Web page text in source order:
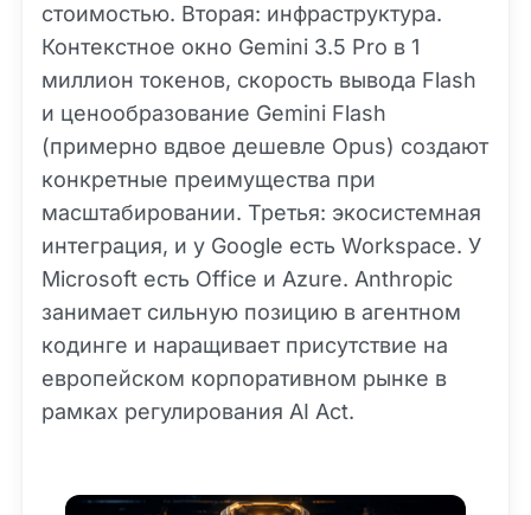
стоимостью. Вторая: инфраструктура.
Контекстное окно Gemini 3.5 Pro в 1
миллион токенов, скорость вывода Flash
и ценообразование Gemini Flash
(примерно вдвое дешевле Opus) создают
конкретные преимущества при
масштабировании. Третья: экосистемная
интеграция, и у Google есть Workspace. У
Microsoft есть Office и Azure. Anthropic
занимает сильную позицию в агентном
кодинге и наращивает присутствие на
европейском корпоративном рынке в
рамках регулирования AI Act.